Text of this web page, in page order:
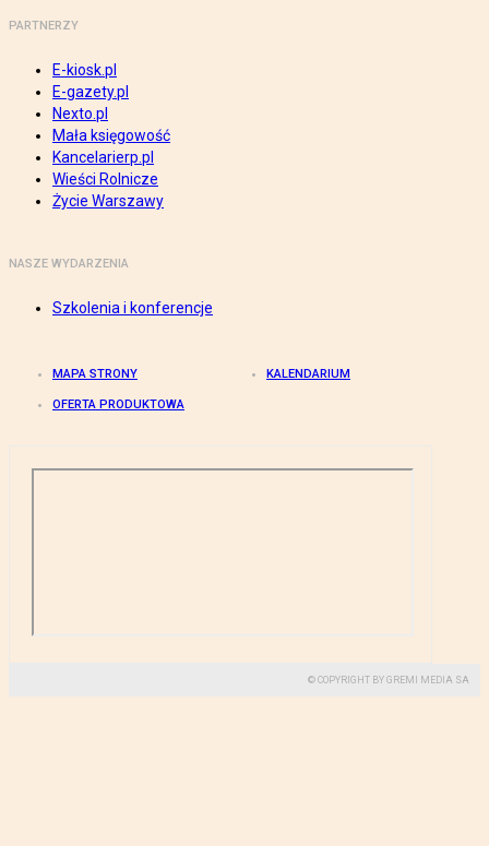
PARTNERZY
E-kiosk.pl
E-gazety.pl
Nexto.pl
Mała księgowość
Kancelarierp.pl
Wieści Rolnicze
Życie Warszawy
NASZE WYDARZENIA
Szkolenia i konferencje
MAPA STRONY KALENDARIUM
OFERTA PRODUKTOWA
© COPYRIGHT BY GREMI MEDIA SA